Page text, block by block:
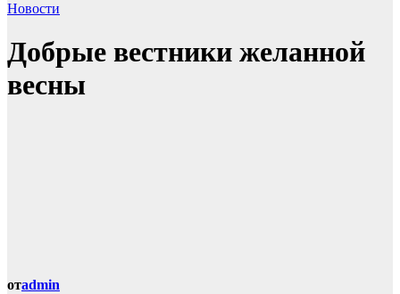
Новости
Добрые вестники желанной
весны
отadmin